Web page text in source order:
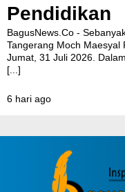
Pendidikan
BagusNews.Co -
Tangerang Moch Maesyal
Jumat, 31 Juli 2026.
[...]
6 hari ago